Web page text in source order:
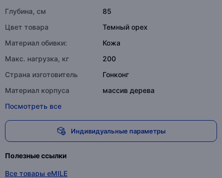
Глубина, см
85
Цвет товара
Темный орех
Материал обивки:
Кожа
Макс. нагрузка, кг
200
Страна изготовитель
Гонконг
Материал корпуса
массив дерева
Посмотреть все
Индивидуальные параметры
Полезные ссылки
Все товары eMILE